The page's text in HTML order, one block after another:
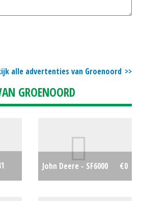
alle advertenties van Groenoord
GROENOORD
John Deere - SF6000 €0